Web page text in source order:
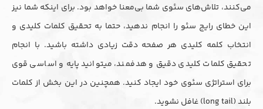
می‌کنند، تلاش‌های سئوی شما بی‌معنا خواهد بود. برای اینکه شما نیز
این خطای رایج سئو را انجام ندهید، حتما به تحقیق کلمات کلیدی و
انتخاب کلمه کلیدی هر صفحه دقت زیادی داشته باشید. با انجام
تحقیق کلمات کلیدی دقیق و هدفمند، میتوانید پایه و اساسی قوی
برای استراتژی سئوی خود ایجاد کنید. همچنین در این بخش از کلمات
بلند (long tail) غافل نشوید.